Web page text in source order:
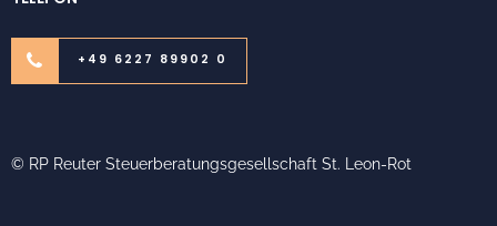
+49 6227 89902 0
© RP Reuter Steuerberatungsgesellschaft St. Leon-Rot